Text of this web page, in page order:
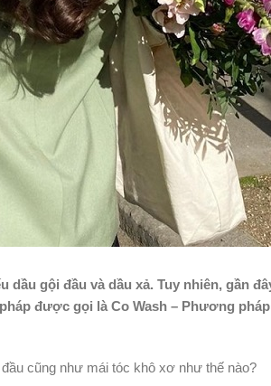
gội đầu và dầu xả. Tuy nhiên, gần
được gọi là Co Wash – Phương
cũng như mái tóc khô xơ như thế nào?